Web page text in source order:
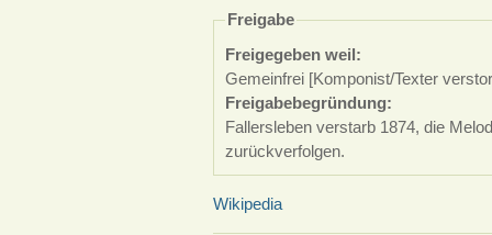
Freigabe
Freigegeben weil:
Gemeinfrei [Komponist/Texter
Freigabebegründung:
Fallersleben verstarb 1874, die
zurückverfolgen.
Wikipedia